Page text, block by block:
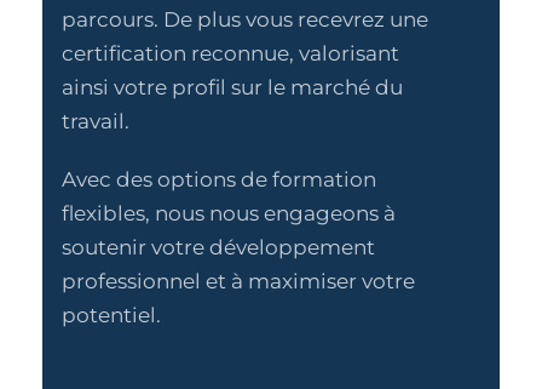
parcours. De plus vous recevrez une
certification reconnue, valorisant
ainsi votre profil sur le marché du
travail.
Avec des options de formation
flexibles, nous nous engageons à
soutenir votre développement
professionnel et à maximiser votre
potentiel.